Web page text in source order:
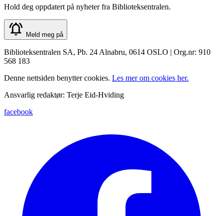
Hold deg oppdatert på nyheter fra Biblioteksentralen.
Meld meg på
Biblioteksentralen SA, Pb. 24 Alnabru, 0614 OSLO | Org.nr: 910
568 183
Denne nettsiden benytter cookies. Les mer om cookies her.
Ansvarlig redaktør: Terje Eid-Hviding
facebook